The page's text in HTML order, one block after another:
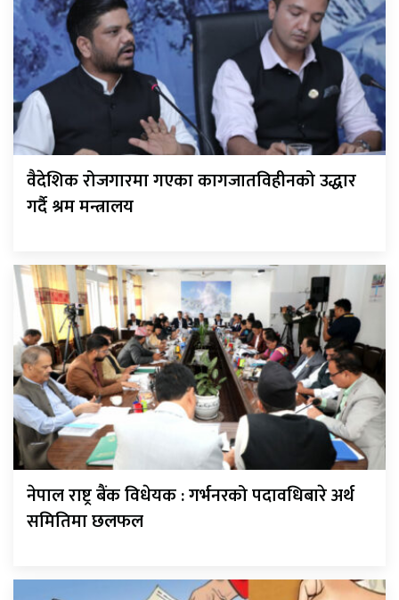
वैदेशिक रोजगारमा गएका कागजातविहीनको उद्धार
गर्दै श्रम मन्त्रालय
नेपाल राष्ट्र बैंक विधेयक : गर्भनरको पदावधिबारे अर्थ
समितिमा छलफल